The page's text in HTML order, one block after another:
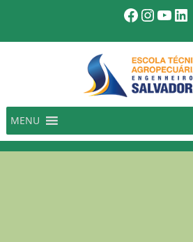
o
Facebook
MENU